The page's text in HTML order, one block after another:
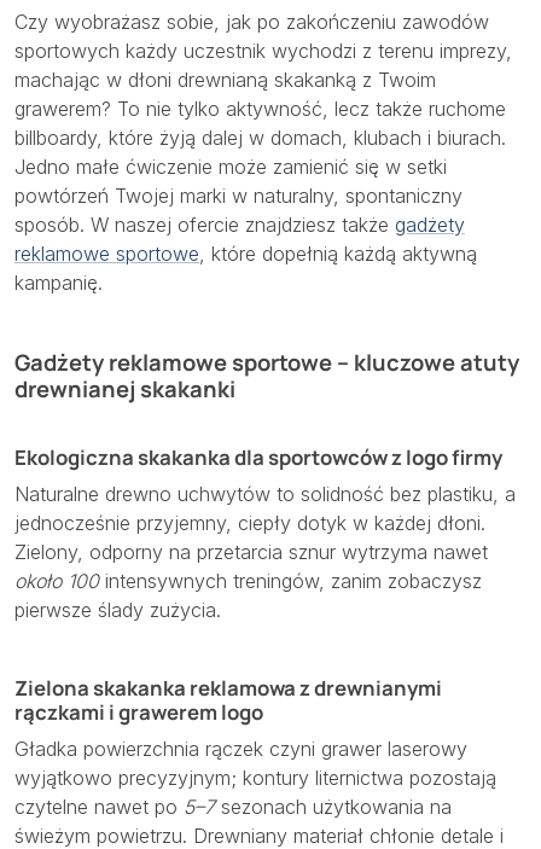
Czy wyobrażasz sobie, jak po zakończeniu zawodów
sportowych każdy uczestnik wychodzi z terenu imprezy,
machając w dłoni drewnianą skakanką z Twoim
grawerem? To nie tylko aktywność, lecz także ruchome
billboardy, które żyją dalej w domach, klubach i biurach.
Jedno małe ćwiczenie może zamienić się w setki
powtórzeń Twojej marki w naturalny, spontaniczny
sposób. W naszej ofercie znajdziesz także gadżety
reklamowe sportowe, które dopełnią każdą aktywną
kampanię.
Gadżety reklamowe sportowe – kluczowe atuty
drewnianej skakanki
Ekologiczna skakanka dla sportowców z logo firmy
Naturalne drewno uchwytów to solidność bez plastiku, a
jednocześnie przyjemny, ciepły dotyk w każdej dłoni.
Zielony, odporny na przetarcia sznur wytrzyma nawet
około 100intensywnych treningów, zanim zobaczysz
pierwsze ślady zużycia.
Zielona skakanka reklamowa z drewnianymi
rączkami i grawerem logo
Gładka powierzchnia rączek czyni grawer laserowy
wyjątkowo precyzyjnym; kontury liternictwa pozostają
czytelne nawet po 5–7sezonach użytkowania na
świeżym powietrzu. Drewniany materiał chłonie detale i